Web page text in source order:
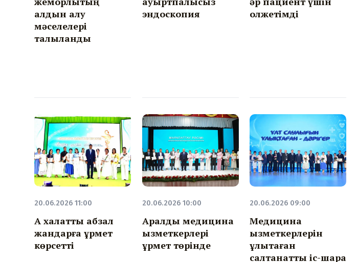
алдын алу
мәселелері
талқыланды
эндоскопия
қолжетімді
20.06.2026 11:00
Ақ халатты абзал
жандарға құрмет
көрсетті
20.06.2026 10:00
Аралдық медицина
қызметкерлері
құрмет төрінде
20.06.2026 09:00
Медицина
қызметкерлерін
ұлықтаған
салтанатты іс-шара